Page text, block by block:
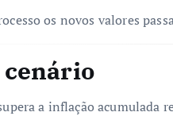
os novos valores
a inflação acumulada